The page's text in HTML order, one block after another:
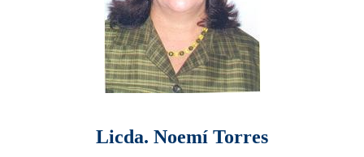
Licda. Noemí Torres